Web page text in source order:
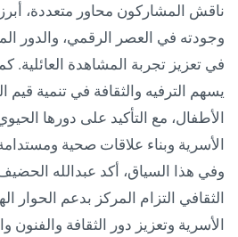
ناقش المشاركون محاور متعددة،
وجودته في العصر الرقمي، والدور
في تعزيز تجربة المشاهدة العائلية.
يسهم الترفيه والثقافة في تنمية قيم
الأطفال، مع التأكيد على دورها
الأسرية وبناء علاقات صحية
وفي هذا السياق، أكد عبدالله
الثقافي التزام المركز بدعم الحوار
الأسرية وتعزيز دور الثقافة والفنون